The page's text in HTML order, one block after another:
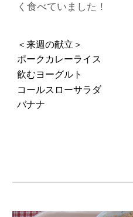
く食べていました！
＜来週の献立＞
ポークカレーライス
飲むヨーグルト
コールスローサラダ
バナナ